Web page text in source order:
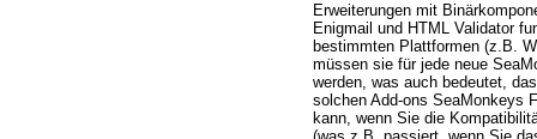
Erweiterungen mit
Enigmail und HTML Validator
bestimmten Plattformen (z.B.
müssen sie für jede neue
werden, was auch bedeutet,
solchen Add-ons SeaMonkeys
kann, wenn Sie die